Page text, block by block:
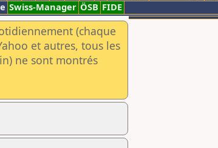
Swiss-Manager ÖSB FIDE
(chaque
et autres, tous les
ne sont montrés